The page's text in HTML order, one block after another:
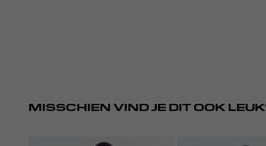
MISSCHIEN VIND JE DIT OOK